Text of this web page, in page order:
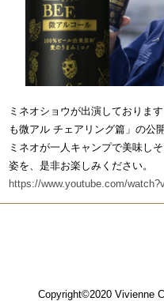
ミネオショウが出演しておりま
も微アル チェアリング篇」の公
ミネオが一人キャンプで美味し
姿を、是非お楽しみください。
https://www.youtube.com/
Copyright©2020 Vivienne